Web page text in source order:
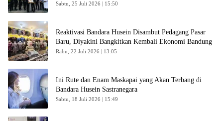
Sabtu, 25 Juli 2026 | 15:50
Reaktivasi Bandara Husein Disambut Pedagang Pasar
Baru, Diyakini Bangkitkan Kembali Ekonomi Bandung
Rabu, 22 Juli 2026 | 13:05
Ini Rute dan Enam Maskapai yang Akan Terbang di
Bandara Husein Sastranegara
Sabtu, 18 Juli 2026 | 15:49